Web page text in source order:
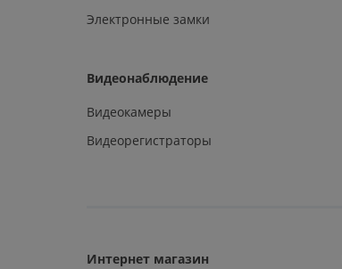
Электронные замки
Видеонаблюдение
Видеокамеры
Видеорегистраторы
Интернет магазин